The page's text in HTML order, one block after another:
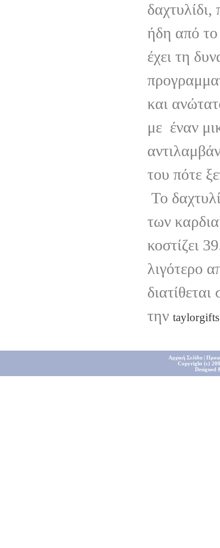
δαχτυλίδι,
ήδη από το
έχει τη
και
με έναν
του πότε
Το
των
κοστίζει
λιγότερο
την
Αρχική Σελίδα|
Copyright (c)
Designed